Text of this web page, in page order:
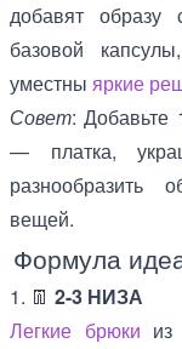
добавят
базовой
уместны яркие
Совет: Добавьте
— платка,
разнообразить
вещей.
Формула
1. 👖 2-3 НИЗА
Легкие брюки